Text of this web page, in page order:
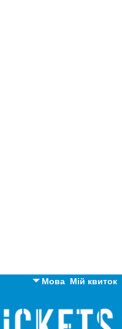
Мій квиток
Мова
Англійська